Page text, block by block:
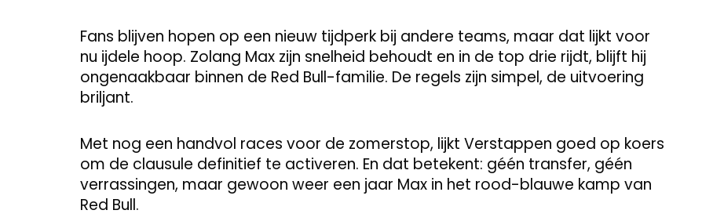
Fans blijven hopen op een nieuw tijdperk bij andere teams, maar dat lijkt voor
nu ijdele hoop. Zolang Max zijn snelheid behoudt en in de top drie rijdt, blijft hij
ongenaakbaar binnen de Red Bull-familie. De regels zijn simpel, de uitvoering
briljant.
Met nog een handvol races voor de zomerstop, lijkt Verstappen goed op koers
om de clausule definitief te activeren. En dat betekent: géén transfer, géén
verrassingen, maar gewoon weer een jaar Max in het rood-blauwe kamp van
Red Bull.